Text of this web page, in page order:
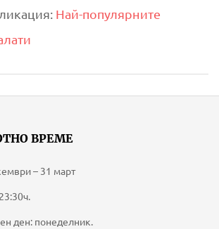
Най-популярните
ВРЕМЕ
– 31 март
ден: понеделник.